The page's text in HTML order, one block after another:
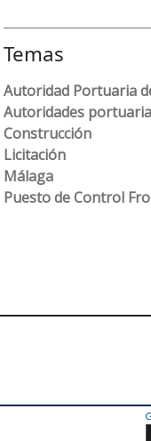
Temas
Autoridad Portuaria
Autoridades
Construcción
Licitación
Málaga
Puesto de Control